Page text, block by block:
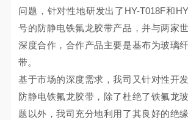
问题，针对性地研发出了HY-T018F和
号的防静电铁氟龙胶带产品，并与两家
深度合作，合作产品主要是基布为玻璃
带。
基于市场的深度需求，我司又针对性开
防静电铁氟龙胶带，除了杜绝了铁氟龙
题以外，我司充分地利用了其良好的绝